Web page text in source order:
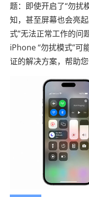
题：即使开启了“勿扰
知，甚至屏幕也会亮
式”无法正常工作的问
iPhone “勿扰模式”可
证的解决方案，帮助